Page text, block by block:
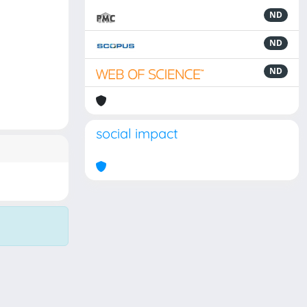
ND
ND
ND
social impact